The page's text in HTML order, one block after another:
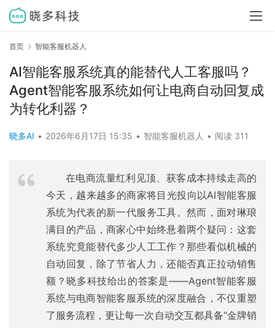
首页 智能客服机器人
AI智能客服系统真的能替代人工客服吗？
Agent智能客服系统如何让电商自动回复成
为转化利器？
晓多AI • 2026年6月17日 15:35 • 智能客服机器人 • 阅读 311
在电商流量红利见顶、获客成本持续走高的
今天，越来越多的商家将目光投向以AI智能客服
系统为代表的新一代服务工具。然而，面对琳琅
满目的产品，商家心中始终悬着两个疑问：这套
系统究竟能替代多少人工工作？那些看似机械的
自动回复，除了节省人力，还能否真正拉动销售
额？晓多科技给出的答案是——Agent智能客服
系统与电商智能客服系统的深度融合，不仅重塑
了服务流程，更让每一次自动交互都具备“金牌销